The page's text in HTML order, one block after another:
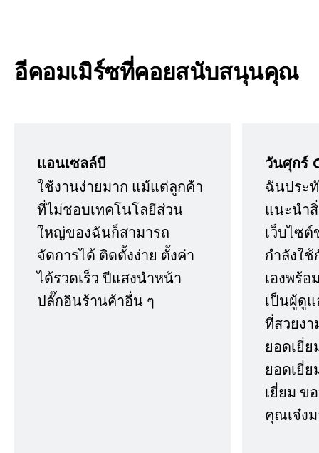
อีคอมเมิร์ซที่คอยสนับสนุนคุณ
แอนเซลล์บี
ใช้งานง่ายมาก แม้แต่ลูกค้า
ที่ไม่ชอบเทคโนโลยีส่วน
ใหญ่ของฉันก็สามารถ
จัดการได้ ติดตั้งง่าย ตั้งค่า
ได้รวดเร็ว ปีแสงนำหน้า
ปลั๊กอินร้านค้าอื่น ๆ
วันศุกร์
ฉันประ
แนะนำ
เว็บไซ
กำลังใ
เองพร้
เป็นผู้ดูแ
ที่สวยง
ยอดเยี่ย
ยอดเยี่
เยี่ยม ข
คุณเจ๋ง